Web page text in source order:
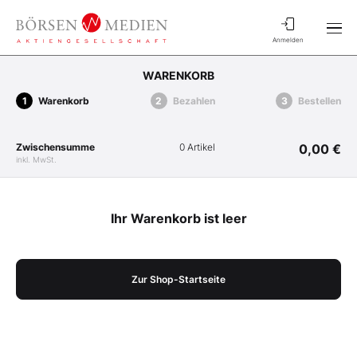
Anmelden
WARENKORB
Warenkorb Bezahlen Bestellen
Zwischensumme
inkl. MwSt.
0 Artikel 0,00 €
Ihr Warenkorb ist leer
Zur Shop-Startseite